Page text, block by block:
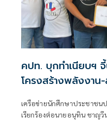
คปท. บุกทำเนียบฯ
โครงสร้างพลังงาน
เครือข่ายนักศึกษาประชาช
เรียกร้องต่อนายอนุทิน ชาญ